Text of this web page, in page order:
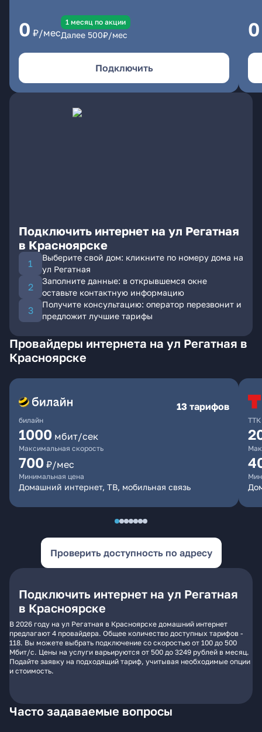
0 ₽/мес
1 месяц по акции
Далее 500₽/мес
Подключить
0
Подключить интернет на ул Регатная
в Красноярске
Выберите свой дом: кликните по номеру дома на
ул Регатная
Заполните данные: в открывшемся окне
оставьте контактную информацию
Получите консультацию: оператор перезвонит и
предложит лучшие тарифы
Провайдеры интернета на ул Регатная в
Красноярске
билайн
13 тарифов
1000 мбит/сек
Максимальная скорость
700 ₽/мес
Минимальная цена
Домашний интернет, ТВ, мобильная связь
ТТК
Проверить доступность по адресу
Подключить интернет на ул Регатная
в Красноярске
В 2026 году на ул Регатная в Красноярске домашний интернет
предлагают 4 провайдера. Общее количество доступных тарифов -
118. Вы можете выбрать подключение со скоростью от 100 до 500
Мбит/с. Цены на услуги варьируются от 500 до 3249 рублей в месяц.
Подайте заявку на подходящий тариф, учитывая необходимые опции
и стоимость.
Часто задаваемые вопросы